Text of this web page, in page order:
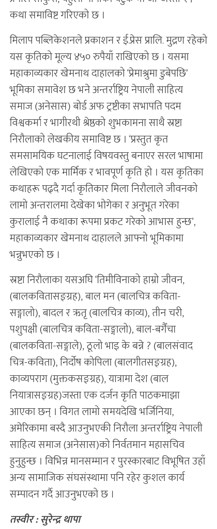
कथा समाविष्ट गरिएको छ ।
मिलाप पब्लिकेशनले प्रकाशन र ई.प्रेस प्रालि. मुद्रण रहेको
यस कृतिको मूल्य ४५० रुपैयाँ राखिएको छ । यसमा
महाकाव्यकार खेमनाथ दाहालको ‘प्रेमाश्रुमा डुबेपछि’
भूमिका समावेश छ भने अन्तर्राष्ट्रिय नेपाली साहित्य
समाज (अनेसास) बोर्ड अफ ट्रष्टीका सभापति पदम
विश्वकर्मा र भागीरथी श्रेष्ठको शुभकामना साथै स्रष्टा
निरौलाको लेखकीय समाविष्ट छ । ‘प्रस्तुत कृत
समसामयिक घटनालाई विषयवस्तु बनाएर सरल भाषामा
लेखिएको एक मार्मिक र भावपूर्ण कृति हो । यस कृतिका
कथाहरू पढ्दै गर्दा कृतिकार मिला निरौलाले जीवनको
लामो अन्तरालमा देखेका भोगेका र अनुभूत गरेका
कुरालाई नै कथाका रूपमा प्रकट गरेको आभास हुन्छ’,
महाकाव्यकार खेमनाथ दाहालले आफ्नो भूमिकामा
भन्नुभएको छ ।
स्रष्टा निरौलाका यसअघि ‘तिमीविनाको हाम्रो जीवन,
(बालकवितासङ्ग्रह), बाल मन (बालचित्र कविता-
सङ्गालो), बादल र ऋतृ (बालचित्र काव्य), तीन चरी,
पशुपक्षी (बालचित्र कविता-सङ्गालो), बाल-बगैँचा
(बालकविता-सङ्गाले), ठूलो भाइ के बन्ने ? (बालसंवाद
चित्र-कविता), निर्दोष कोपिला (बालगीतसङ्ग्रह),
काव्यपराग (मुक्तकसङ्ग्रह), यात्रामा देश (बाल
नियात्रासङ्ग्रह)जस्ता एक दर्जन कृति पाठकमाझा
आएका छन् । विगत लामो समयदेखि भर्जिनिया,
अमेरिकामा बस्दै आउनुभएकी निरौला अन्तर्राष्ट्रिय नेपाली
साहित्य समाज (अनेसास)को निर्वतमान महासचिव
हुनुहुन्छ । विभिन्न मानसम्मान र पुरस्कारबाट विभूषित उहाँ
अन्य सामाजिक संघसंस्थामा पनि रहेर कुशल कार्य
सम्पादन गर्दै आउनुभएको छ ।
तस्वीर : सुरेन्द्र थापा